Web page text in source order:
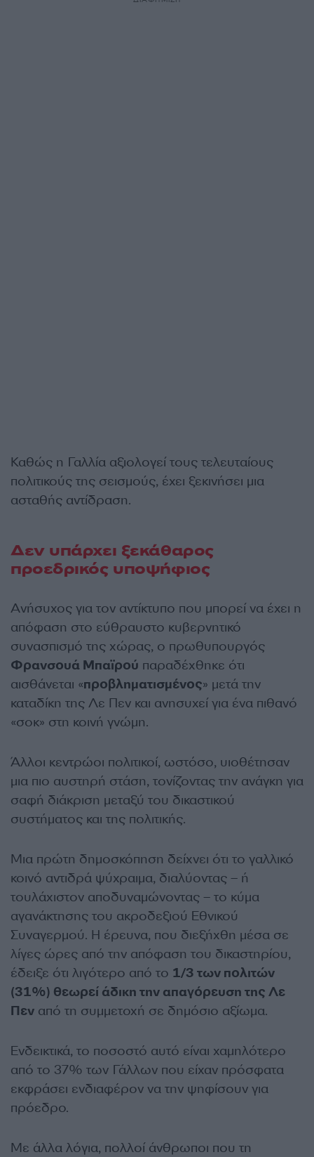
Καθώς η Γαλλία αξιολογεί τους τελευταίους
πολιτικούς της σεισμούς, έχει ξεκινήσει μια
ασταθής αντίδραση.
Δεν υπάρχει ξεκάθαρος
προεδρικός υποψήφιος
Ανήσυχος για τον αντίκτυπο που μπορεί να έχει η
απόφαση στο εύθραυστο κυβερνητικό
συνασπισμό της χώρας, ο πρωθυπουργός
Φρανσουά Μπαϊρού παραδέχθηκε ότι
αισθάνεται «προβληματισμένος» μετά την
καταδίκη της Λε Πεν και ανησυχεί για ένα πιθανό
«σοκ» στη κοινή γνώμη.
Άλλοι κεντρώοι πολιτικοί, ωστόσο, υιοθέτησαν
μια πιο αυστηρή στάση, τονίζοντας την ανάγκη για
σαφή διάκριση μεταξύ του δικαστικού
συστήματος και της πολιτικής.
Μια πρώτη δημοσκόπηση δείχνει ότι το γαλλικό
κοινό αντιδρά ψύχραιμα, διαλύοντας – ή
τουλάχιστον αποδυναμώνοντας – το κύμα
αγανάκτησης του ακροδεξιού Εθνικού
Συναγερμού. Η έρευνα, που διεξήχθη μέσα σε
λίγες ώρες από την απόφαση του δικαστηρίου,
έδειξε ότι λιγότερο από το 1/3 των πολιτών
(31%) θεωρεί άδικη την απαγόρευση της Λε
Πεν από τη συμμετοχή σε δημόσιο αξίωμα.
Ενδεικτικά, το ποσοστό αυτό είναι χαμηλότερο
από το 37% των Γάλλων που είχαν πρόσφατα
εκφράσει ενδιαφέρον να την ψηφίσουν για
πρόεδρο.
Με άλλα λόγια, πολλοί άνθρωποι που τη